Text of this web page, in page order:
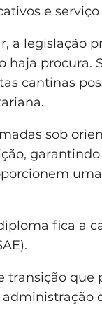
e serviço
a legislação
haja procura.
cantinas
sob
fica a
que